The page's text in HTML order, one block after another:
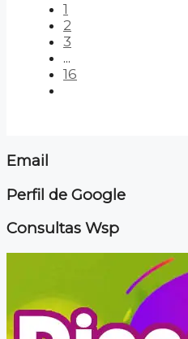
1
2
3
...
16
Email
Perfil de Google
Consultas Wsp